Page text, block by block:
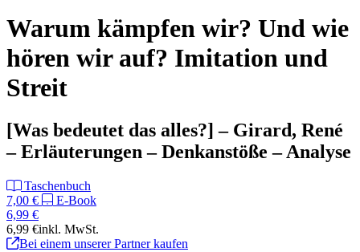
Warum kämpfen wir? Und wie
hören wir auf? Imitation und
Streit
[Was bedeutet das alles?] – Girard, René
– Erläuterungen – Denkanstöße – Analyse
Taschenbuch
7,00 €
E-Book
6,99 €
6,99 €inkl. MwSt.
Bei einem unserer Partner kaufen